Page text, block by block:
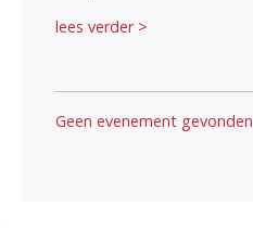
lees verder >
Geen evenement gevonden